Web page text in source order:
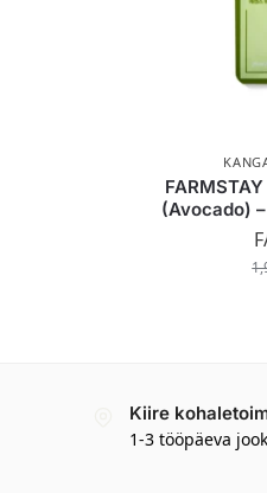
(Avocado)
Kiire
1-3 tööpäeva